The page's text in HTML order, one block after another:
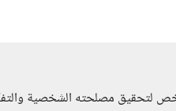
لتحقيق مصلحته الشخصية